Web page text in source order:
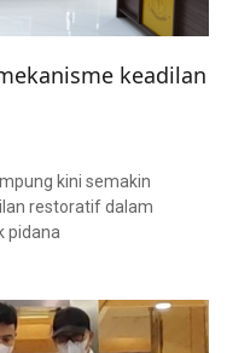
keadilan
kini semakin
restoratif dalam
pidana